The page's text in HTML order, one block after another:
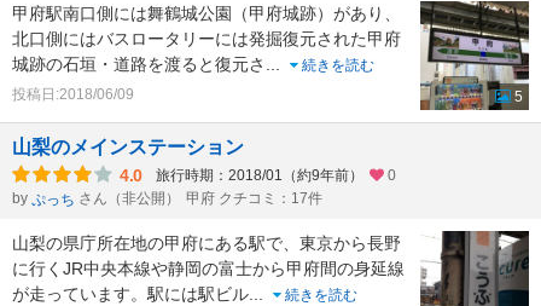
甲府駅南口側には舞鶴城公園（甲府城跡）があり、
北口側にはバスロータリーには発掘復元された甲府
城跡の石垣・道路を渡ると復元さ
続きを読む
投稿日:2018/06/09
5
山梨のメインステーション
4.0 旅行時期：2018/01（約9年前）
0
by ぷっち さん（非公開） 甲府 クチコミ：17件
山梨の県庁所在地の甲府にある駅で、東京から長野
に行くJR中央本線や静岡の富士から甲府間の身延線
が走っています。駅には駅ビル
続きを読む